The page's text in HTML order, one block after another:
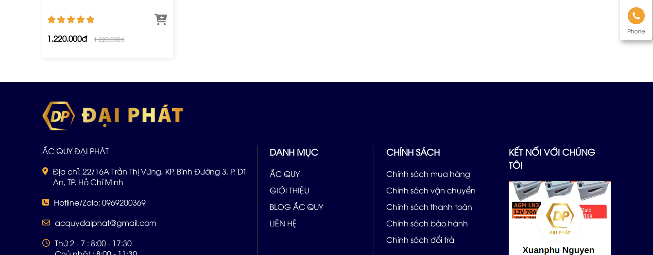
Phone
1.220.000đ 1.220.000đ
ẮC QUY ĐẠI PHÁT
Địa chỉ: 22/16A Trần Thị Vững, KP. Bình Đường 3, P. Dĩ
An, TP. Hồ Chí Minh
Hotline/Zalo: 0969200369
acquydaiphat@gmail.com
Thứ 2 - 7 : 8:00 - 17:30
DANH MỤC
ẮC QUY
GIỚI THIỆU
BLOG ẮC QUY
LIÊN HỆ
CHÍNH SÁCH
Chính sách mua hàng
Chính sách vận chuyển
Chính sách thanh toán
Chính sách bảo hành
Chính sách đổi trả
KẾT NỐI VỚI CHÚNG
TÔI